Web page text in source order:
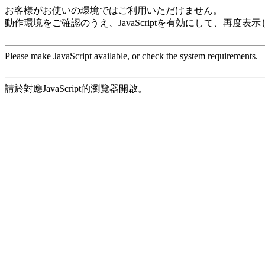
お客様がお使いの環境ではご利用いただけません。
動作環境をご確認のうえ、JavaScriptを有効にして、再度表示
Please make JavaScript available, or check the system requirements.
請於對應JavaScript的瀏覽器開啟。